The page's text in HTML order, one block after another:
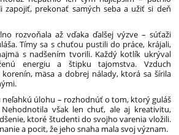
zapojiť, prekonať samých seba a užiť si deň
rozvoňala až vďaka ďalšej výzve – súťaži
Tímy sa s chuťou pustili do práce, krájali,
s nadšením tvorili. Každý kotlík ukrýval
energiu a štipku tajomstva. Vzduch
mäsa a dobrej nálady, ktorá sa šírila
neľahkú úlohu – rozhodnúť o tom, ktorý guláš
však len chuť, ale aj kreativitu,
ktoré študenti do svojho varenia vložili.
a pocit, že jeho snaha mala svoj význam.